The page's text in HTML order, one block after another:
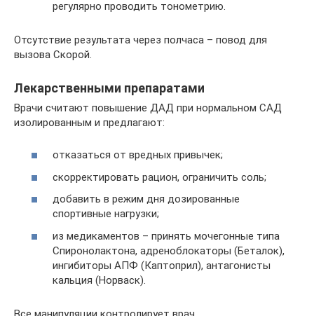
регулярно проводить тонометрию.
Отсутствие результата через полчаса – повод для
вызова Скорой.
Лекарственными препаратами
Врачи считают повышение ДАД при нормальном САД
изолированным и предлагают:
отказаться от вредных привычек;
скорректировать рацион, ограничить соль;
добавить в режим дня дозированные
спортивные нагрузки;
из медикаментов – принять мочегонные типа
Спиронолактона, адреноблокаторы (Беталок),
ингибиторы АПФ (Каптоприл), антагонисты
кальция (Норваск).